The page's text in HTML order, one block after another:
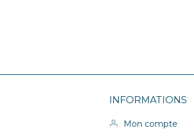
INFORMATIONS
Mon compte